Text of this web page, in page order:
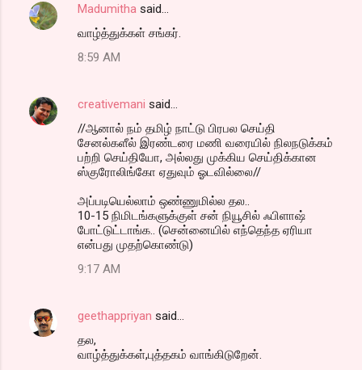
Madumitha said…
வாழ்த்துக்கள் சங்கர்.
8:59 AM
creativemani said…
//ஆனால் நம் தமிழ் நாட்டு பிரபல செய்தி
சேனல்களீல் இரண்டரை மணி வரையில் நிலநடுக்கம்
பற்றி செய்தியோ, அல்லது முக்கிய செய்திக்கான
ஸ்குரோலிங்கோ ஏதுவும் ஓடவில்லை//
அப்படியெல்லாம் ஒண்ணுமில்ல தல..
10-15 நிமிடங்களுக்குள் சன் நியூசில் ஃபிளாஷ்
போட்டுட்டாங்க.. (சென்னையில் எந்தெந்த ஏரியா
என்பது முதற்கொண்டு)
9:17 AM
geethappriyan said…
தல,
வாழ்த்துக்கள்,புத்தகம் வாங்கிடுறேன்.